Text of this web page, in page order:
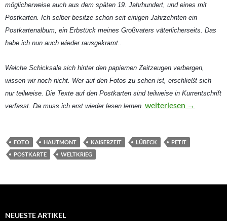
möglicherweise auch aus dem späten 19. Jahrhundert, und eines mit
Postkarten. Ich selber besitze schon seit einigen Jahrzehnten ein
Postkartenalbum, ein Erbstück meines Großvaters väterlicherseits. Das
habe ich nun auch wieder rausgekramt..
Welche Schicksale sich hinter den papiernen Zeitzeugen verbergen,
wissen wir noch nicht. Wer auf den Fotos zu sehen ist, erschließt sich
nur teilweise. Die Texte auf den Postkarten sind teilweise in Kurrentschrift
verfasst. Da muss ich erst wieder lesen lernen. Des Kaisers Regatta
weiterlesen →
FOTO HAUTMONT KAISERZEIT LÜBECK
PETIT
POSTKARTE
WELTKRIEG
NEUESTE ARTIKEL